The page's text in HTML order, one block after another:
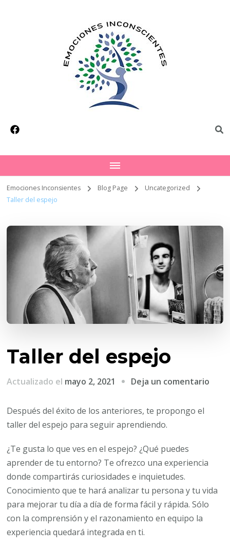
Emociones Inconsientes Blog Page
Uncategorized
Taller del espejo
Taller del espejo
Actualizado el mayo 2, 2021 Deja un comentario
Después del éxito de los anteriores, te propongo el
taller del espejo para seguir aprendiendo.
¿Te gusta lo que ves en el espejo? ¿Qué puedes
aprender de tu entorno? Te ofrezco una experiencia
donde compartirás curiosidades e inquietudes.
Conocimiento que te hará analizar tu persona y tu vida
para mejorar tu día a día de forma fácil y rápida. Sólo
con la comprensión y el razonamiento en equipo la
experiencia quedará integrada en ti.